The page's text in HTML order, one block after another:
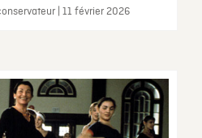
| 11 février 2026